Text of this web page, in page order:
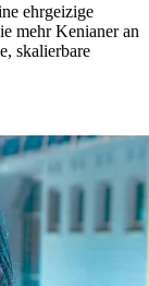
ehrgeizige
mehr Kenianer an
skalierbare